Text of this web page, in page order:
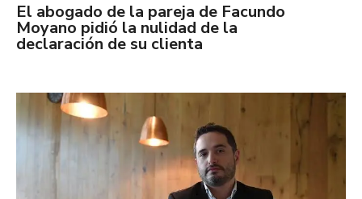
El abogado de la pareja de Facundo
Moyano pidió la nulidad de la
declaración de su clienta